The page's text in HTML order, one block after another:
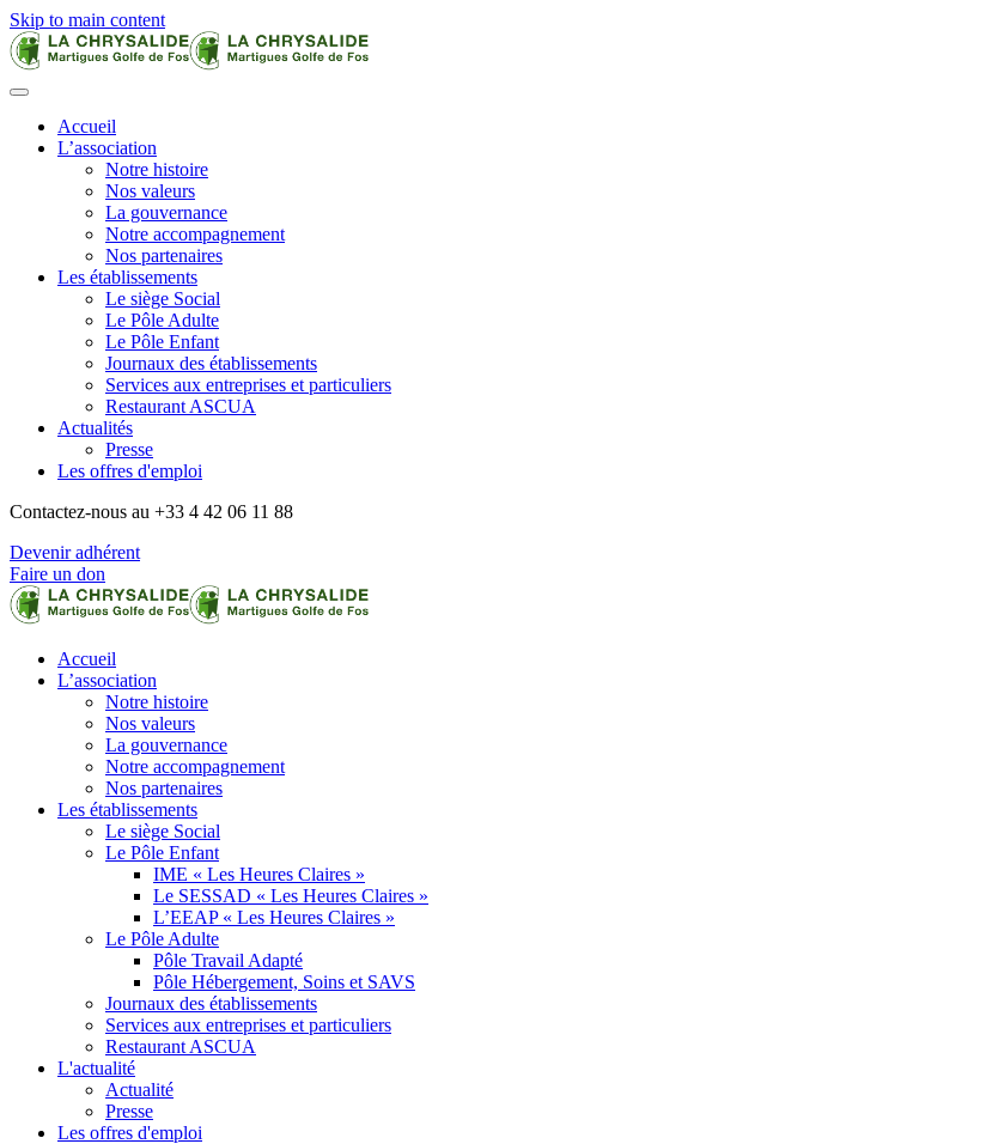
Skip to main content
Accueil
L’association
Notre histoire
Nos valeurs
La gouvernance
Notre accompagnement
Nos partenaires
Les établissements
Le siège Social
Le Pôle Adulte
Le Pôle Enfant
Journaux des établissements
Services aux entreprises et particuliers
Restaurant ASCUA
Actualités
Presse
Les offres d'emploi
Contactez-nous au +33 4 42 06 11 88
Devenir adhérent
Faire un don
Accueil
L’association
Notre histoire
Nos valeurs
La gouvernance
Notre accompagnement
Nos partenaires
Les établissements
Le siège Social
Le Pôle Enfant
IME « Les Heures Claires »
Le SESSAD « Les Heures Claires »
L’EEAP « Les Heures Claires »
Le Pôle Adulte
Pôle Travail Adapté
Pôle Hébergement, Soins et SAVS
Journaux des établissements
Services aux entreprises et particuliers
Restaurant ASCUA
L'actualité
Actualité
Presse
Les offres d'emploi